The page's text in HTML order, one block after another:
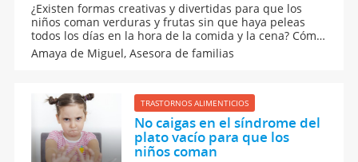
¿Existen formas creativas y divertidas para que los
niños coman verduras y frutas sin que haya peleas
todos los días en la hora de la comida y la cena? Cómo
crear hábitos alimenticios saludables para que
nuestros hijos coman de todo mediante el juego y las
Amaya de Miguel,Asesora de familias
TRASTORNOS ALIMENTICIOS
No caigas en el síndrome del
plato vacío para que los
niños coman